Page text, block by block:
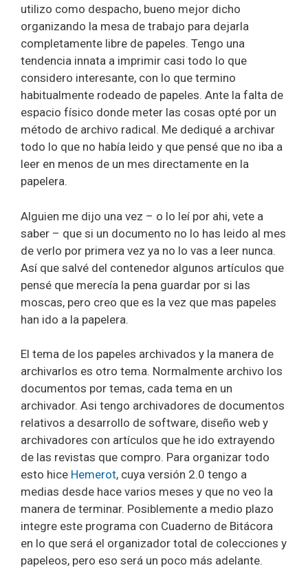
utilizo como despacho, bueno mejor dicho
organizando la mesa de trabajo para dejarla
completamente libre de papeles. Tengo una
tendencia innata a imprimir casi todo lo que
considero interesante, con lo que termino
habitualmente rodeado de papeles. Ante la falta de
espacio físico donde meter las cosas opté por un
método de archivo radical. Me dediqué a archivar
todo lo que no había leido y que pensé que no iba a
leer en menos de un mes directamente en la
papelera.
Alguien me dijo una vez – o lo leí por ahi, vete a
saber – que si un documento no lo has leido al mes
de verlo por primera vez ya no lo vas a leer nunca.
Así que salvé del contenedor algunos artículos que
pensé que merecía la pena guardar por si las
moscas, pero creo que es la vez que mas papeles
han ido a la papelera.
El tema de los papeles archivados y la manera de
archivarlos es otro tema. Normalmente archivo los
documentos por temas, cada tema en un
archivador. Asi tengo archivadores de documentos
relativos a desarrollo de software, diseño web y
archivadores con artículos que he ido extrayendo
de las revistas que compro. Para organizar todo
esto hice Hemerot, cuya versión 2.0 tengo a
medias desde hace varios meses y que no veo la
manera de terminar. Posiblemente a medio plazo
integre este programa con Cuaderno de Bitácora
en lo que será el organizador total de colecciones y
papeleos, pero eso será un poco más adelante.